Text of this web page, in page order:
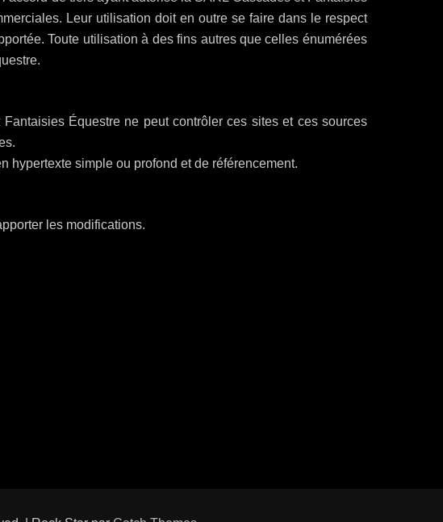
Leur utilisation doit en outre se faire dans le respect
Toute utilisation à des fins autres que celles énumérées
Équestre ne peut contrôler ces sites et ces sources
hypertexte simple ou profond et de référencement.
les modifications.